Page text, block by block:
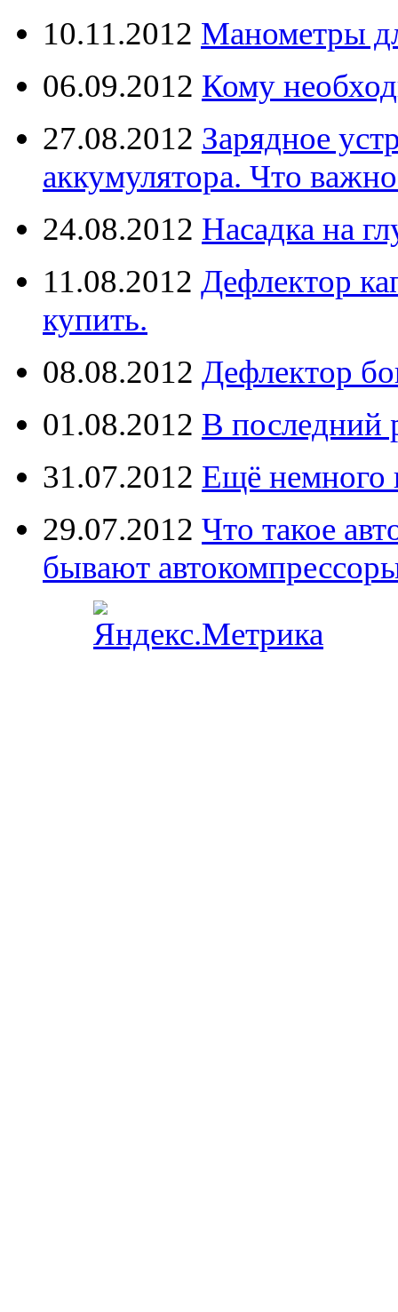
10.11.2012 Манометры
06.09.2012 Кому
27.08.2012 Зарядное
аккумулятора. Что
24.08.2012 Насадка на
11.08.2012 Дефлектор
купить.
08.08.2012 Дефлектор
01.08.2012 В последний
31.07.2012 Ещё немного
29.07.2012 Что такое
бывают